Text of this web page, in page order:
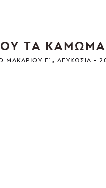
ΤΑ
ΜΑΚΑΡΊΟΥ Γ΄, ΛΕΥΚΩΣΊΑ